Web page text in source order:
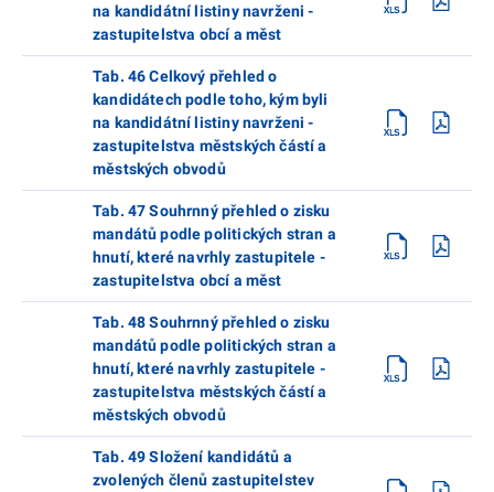
na kandidátní listiny navrženi -
zastupitelstva obcí a měst
Tab. 46 Celkový přehled o
kandidátech podle toho, kým byli
na kandidátní listiny navrženi -
zastupitelstva městských částí a
městských obvodů
Tab. 47 Souhrnný přehled o zisku
mandátů podle politických stran a
hnutí, které navrhly zastupitele -
zastupitelstva obcí a měst
Tab. 48 Souhrnný přehled o zisku
mandátů podle politických stran a
hnutí, které navrhly zastupitele -
zastupitelstva městských částí a
městských obvodů
Tab. 49 Složení kandidátů a
zvolených členů zastupitelstev